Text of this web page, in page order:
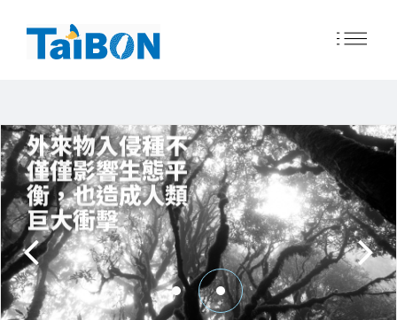
主
內
容
外來物入侵種不
僅僅影響生態平
衡，也造成人類
巨大衝擊